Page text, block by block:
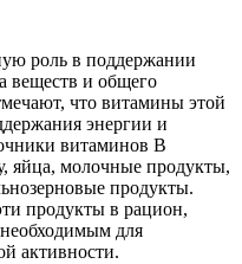
роль в поддержании
веществ и общего
что витамины этой
энергии и
витаминов B
яйца, молочные продукты,
продукты.
продукты в рацион,
для
активности.